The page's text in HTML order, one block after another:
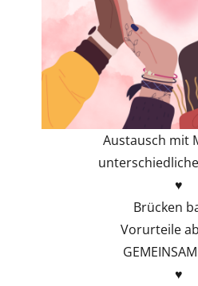
Austausch mit
♥
Brücken
Vorurteile
♥